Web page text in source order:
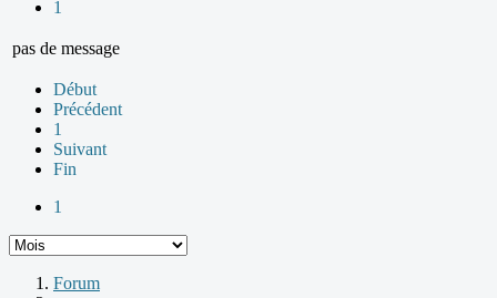
1
pas de message
Début
Précédent
1
Suivant
Fin
1
Forum